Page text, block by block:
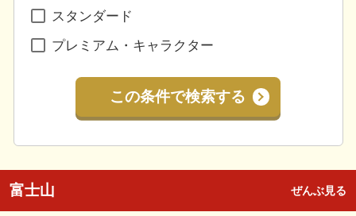
スタンダード
プレミアム・キャラクター
この条件で検索する
富士山 ぜんぶ見る